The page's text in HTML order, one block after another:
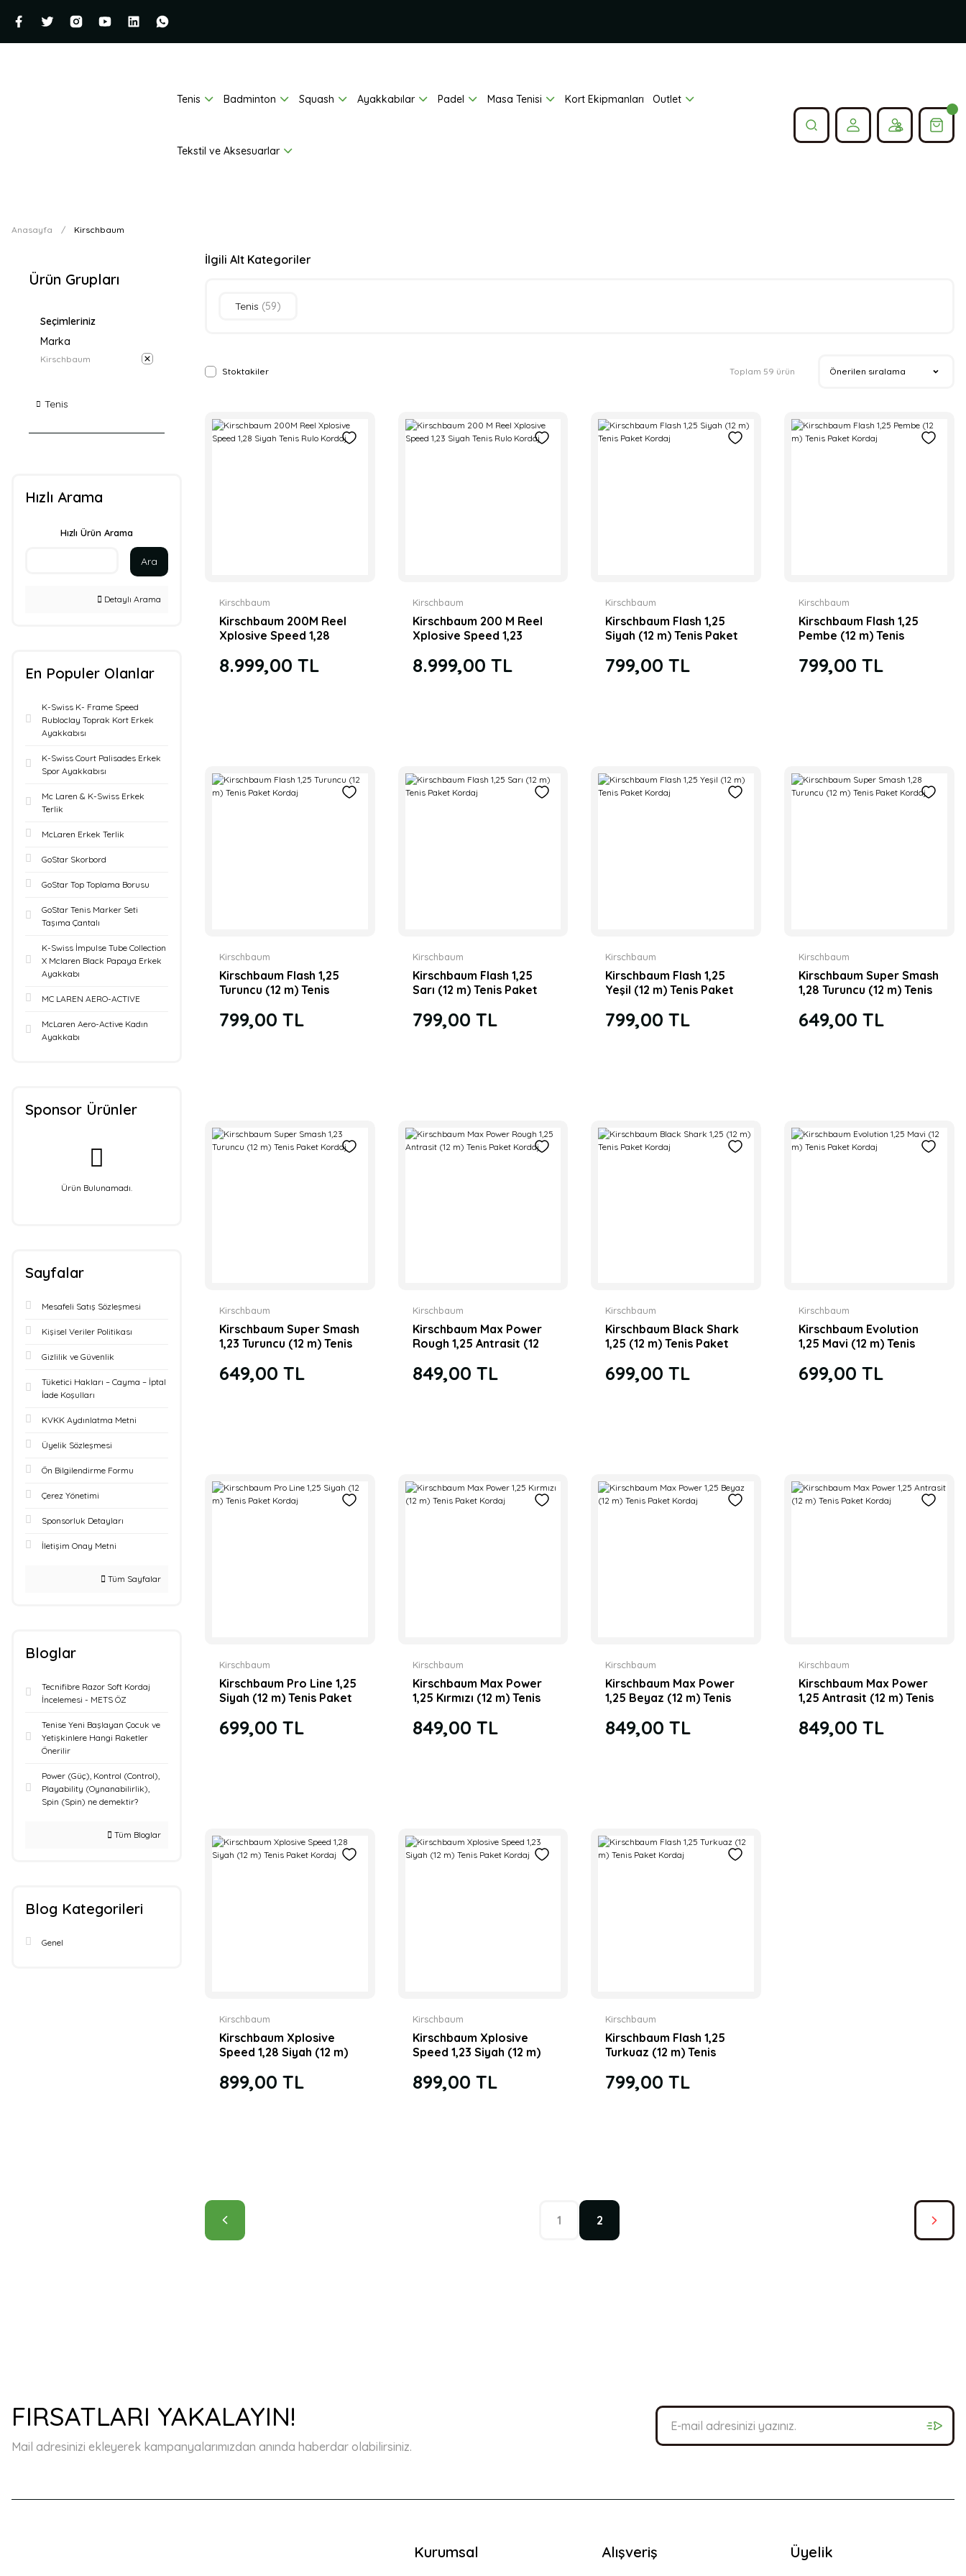
Tenis Badminton Squash Ayakkabılar Padel Masa Tenisi Kort Ekipmanları Outlet
Tekstil ve Aksesuarlar
Anasayfa Kirschbaum
Ürün Grupları
Seçimleriniz
Marka
Kirschbaum
Tenis
Hızlı Arama
Hızlı Ürün Arama
Ara
Detaylı Arama
En Populer Olanlar
K-Swiss K- Frame Speed
Rubloclay Toprak Kort Erkek
Ayakkabısı
K-Swiss Court Palisades Erkek
Spor Ayakkabısı
Mc Laren & K-Swiss Erkek
Terlik
McLaren Erkek Terlik
GoStar Skorbord
GoStar Top Toplama Borusu
GoStar Tenis Marker Seti
Taşıma Çantalı
K-Swiss İmpulse Tube Collection
X Mclaren Black Papaya Erkek
Ayakkabı
MC LAREN AERO-ACTIVE
McLaren Aero-Active Kadın
Ayakkabı
Sponsor Ürünler
Ürün Bulunamadı.
Sayfalar
Mesafeli Satış Sözleşmesi
Kişisel Veriler Politikası
Gizlilik ve Güvenlik
Tüketici Hakları – Cayma – İptal
İade Koşulları
KVKK Aydınlatma Metni
Üyelik Sözleşmesi
Ön Bilgilendirme Formu
Çerez Yönetimi
Sponsorluk Detayları
İletişim Onay Metni
Tüm Sayfalar
Bloglar
Tecnifibre Razor Soft Kordaj
İncelemesi - METS ÖZ
Tenise Yeni Başlayan Çocuk ve
Yetişkinlere Hangi Raketler
Önerilir
Power (Güç), Kontrol (Control),
Playability (Oynanabilirlik),
Spin (Spin) ne demektir?
Tüm Bloglar
Blog Kategorileri
Genel
İlgili Alt Kategoriler
Tenis (59)
Stoktakiler Toplam 59 ürün
Kirschbaum
Kirschbaum 200M Reel
Xplosive Speed 1,28
8.999,00 TL
Kirschbaum
Kirschbaum 200 M Reel
Xplosive Speed 1,23
8.999,00 TL
Kirschbaum
Kirschbaum Flash 1,25
Siyah (12 m) Tenis Paket
799,00 TL
Kirschbaum
Kirschbaum Flash 1,25
Pembe (12 m) Tenis
799,00 TL
Kirschbaum
Kirschbaum Flash 1,25
Turuncu (12 m) Tenis
799,00 TL
Kirschbaum
Kirschbaum Flash 1,25
Sarı (12 m) Tenis Paket
799,00 TL
Kirschbaum
Kirschbaum Flash 1,25
Yeşil (12 m) Tenis Paket
799,00 TL
Kirschbaum
Kirschbaum Super Smash
1,28 Turuncu (12 m) Tenis
649,00 TL
Kirschbaum
Kirschbaum Super Smash
1,23 Turuncu (12 m) Tenis
649,00 TL
Kirschbaum
Kirschbaum Max Power
Rough 1,25 Antrasit (12
849,00 TL
Kirschbaum
Kirschbaum Black Shark
1,25 (12 m) Tenis Paket
699,00 TL
Kirschbaum
Kirschbaum Evolution
1,25 Mavi (12 m) Tenis
699,00 TL
Kirschbaum
Kirschbaum Pro Line 1,25
Siyah (12 m) Tenis Paket
699,00 TL
Kirschbaum
Kirschbaum Max Power
1,25 Kırmızı (12 m) Tenis
849,00 TL
Kirschbaum
Kirschbaum Max Power
1,25 Beyaz (12 m) Tenis
849,00 TL
Kirschbaum
Kirschbaum Max Power
1,25 Antrasit (12 m) Tenis
849,00 TL
Kirschbaum
Kirschbaum Xplosive
Speed 1,28 Siyah (12 m)
899,00 TL
Kirschbaum
Kirschbaum Xplosive
Speed 1,23 Siyah (12 m)
899,00 TL
Kirschbaum
Kirschbaum Flash 1,25
Turkuaz (12 m) Tenis
799,00 TL
1 2
FIRSATLARI YAKALAYIN!
Mail adresinizi ekleyerek kampanyalarımızdan anında haberdar olabilirsiniz.
Kurumsal Alışveriş Üyelik